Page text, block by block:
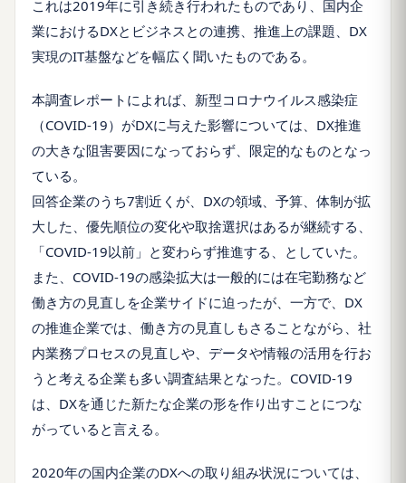
これは2019年に引き続き行われたものであり、国内企
業におけるDXとビジネスとの連携、推進上の課題、DX
実現のIT基盤などを幅広く聞いたものである。
本調査レポートによれば、新型コロナウイルス感染症
（COVID-19）がDXに与えた影響については、DX推進
の大きな阻害要因になっておらず、限定的なものとなっ
ている。
回答企業のうち7割近くが、DXの領域、予算、体制が拡
大した、優先順位の変化や取捨選択はあるが継続する、
「COVID-19以前」と変わらず推進する、としていた。
また、COVID-19の感染拡大は一般的には在宅勤務など
働き方の見直しを企業サイドに迫ったが、一方で、DX
の推進企業では、働き方の見直しもさることながら、社
内業務プロセスの見直しや、データや情報の活用を行お
うと考える企業も多い調査結果となった。COVID-19
は、DXを通じた新たな企業の形を作り出すことにつな
がっていると言える。
2020年の国内企業のDXへの取り組み状況については、